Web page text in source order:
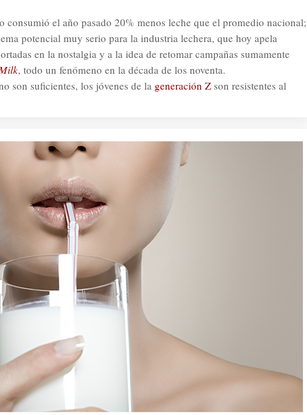
consumió el año pasado 20% menos leche que el promedio nacional;
potencial muy serio para la industria lechera, que hoy apela
en la nostalgia y a la idea de retomar campañas sumamente
, todo un fenómeno en la década de los noventa.
son suficientes, los jóvenes de la generación Zson resistentes al